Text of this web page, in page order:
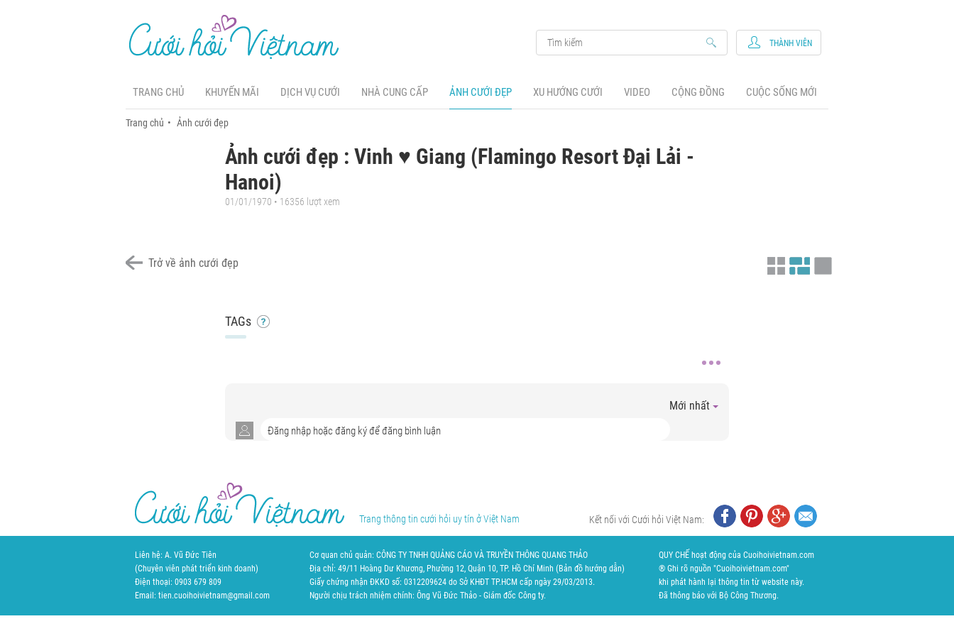
TRANG CHỦ KHUYẾN MÃI DỊCH VỤ CƯỚI NHÀ CUNG CẤP ẢNH CƯỚI ĐẸP XU HƯỚNG CƯỚI VIDEO CỘNG ĐỒNG CUỘC SỐNG MỚI
THÀNH VIÊN
Trang chủ Ảnh cưới đẹp
Ảnh cưới đẹp : Vinh ♥ Giang (Flamingo Resort Đại Lải -
Hanoi)
01/01/1970 • 16356 lượt xem
Trở về ảnh cưới đẹp
TAGs
Mới nhất
Trang thông tin cưới hỏi uy tín ở Việt Nam Kết nối với Cưới hỏi Việt Nam:
Liên hệ: A. Vũ Đức Tiên
(Chuyên viên phát triển kinh doanh)
Điện thoại: 0903 679 809
Email: tien.cuoihoivietnam@gmail.com
Cơ quan chủ quản: CÔNG TY TNHH QUẢNG CÁO VÀ TRUYỀN THÔNG QUANG THẢO
Địa chỉ: 49/11 Hoàng Dư Khương, Phường 12, Quận 10, TP. Hồ Chí Minh ( Bản đồ hướng dẫn)
Giấy chứng nhận ĐKKD số: 0312209624 do Sở KHĐT TP.HCM cấp ngày 29/03/2013.
Người chịu trách nhiệm chính: Ông Vũ Đức Thảo - Giám đốc Công ty.
QUY CHẾ hoạt động của Cuoihoivietnam.com
® Ghi rõ nguồn "Cuoihoivietnam.com"
khi phát hành lại thông tin từ website này.
Đã thông báo với Bộ Công Thương.